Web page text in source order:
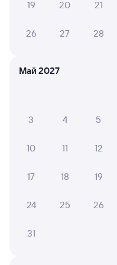
Онлайн-покупка за
Онлайн-возврат
СМС-
Частые вопросы
Что нужно, чтобы
на другой поезд?
19 20 21
26 27 28
Май 2027
3 4 5
10 11 12
17 18 19
24 25 26
31